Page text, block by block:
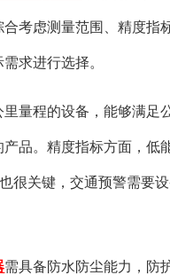
合考虑测量范围、精度指
求进行选择。
量程的设备，能够满足
品。精度指标方面，低
很关键，交通预警需要
需具备防水防尘能力，防